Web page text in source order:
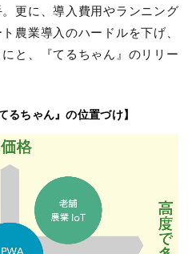
更に、導入費用やランニング
農業導入のハードルを下げ、
と、『てるちゃん』のリリー
るちゃん』の位置づけ】